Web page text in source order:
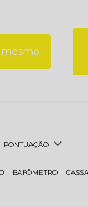
mesmo
PONTUAÇÃO
BAFÔMETRO